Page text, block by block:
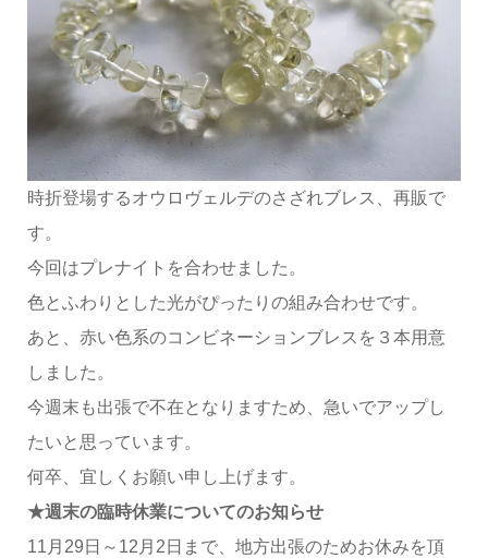
時折登場するオウロヴェルデのさざれブレス、再販で
す。
今回はプレナイトを合わせました。
色とふわりとした光がぴったりの組み合わせです。
あと、赤い色系のコンビネーションブレスを３本用意
しました。
今週末も出張で不在となりますため、急いでアップし
たいと思っています。
何卒、宜しくお願い申し上げます。
★週末の臨時休業についてのお知らせ
11月29日～12月2日まで、地方出張のためお休みを頂